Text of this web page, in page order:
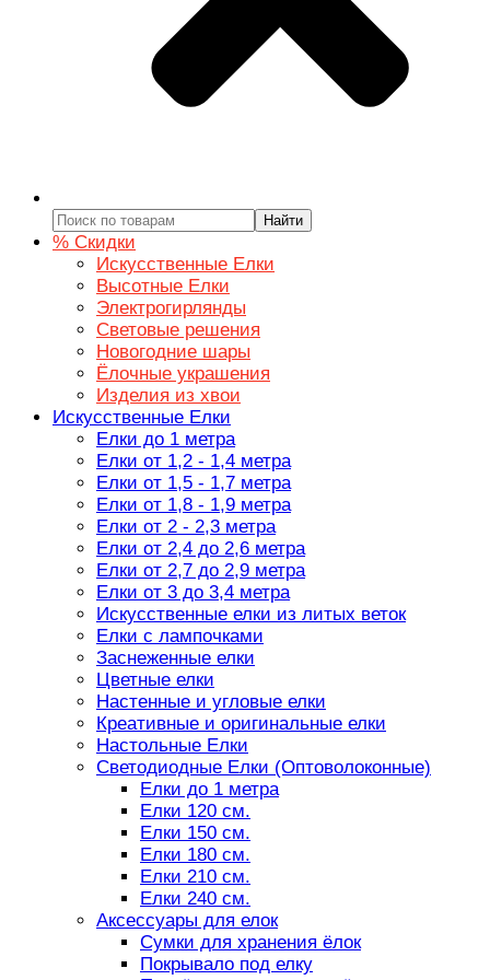
Найти
% Скидки
Искусственные Елки
Высотные Елки
Электрогирлянды
Световые решения
Новогодние шары
Ёлочные украшения
Изделия из хвои
Искусственные Елки
Елки до 1 метра
Елки от 1,2 - 1,4 метра
Елки от 1,5 - 1,7 метра
Елки от 1,8 - 1,9 метра
Елки от 2 - 2,3 метра
Елки от 2,4 до 2,6 метра
Елки от 2,7 до 2,9 метра
Елки от 3 до 3,4 метра
Искусственные елки из литых веток
Елки с лампочками
Заснеженные елки
Цветные елки
Настенные и угловые елки
Креативные и оригинальные елки
Настольные Елки
Светодиодные Елки (Оптоволоконные)
Елки до 1 метра
Елки 120 см.
Елки 150 см.
Елки 180 см.
Елки 210 см.
Елки 240 см.
Аксессуары для елок
Сумки для хранения ёлок
Покрывало под елку